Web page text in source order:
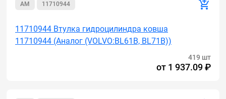
AM 11710944
11710944 Втулка гидроцилиндра ковша
11710944 (Аналог (VOLVO:BL61B, BL71B))
419 шт
от 1 937.09 ₽